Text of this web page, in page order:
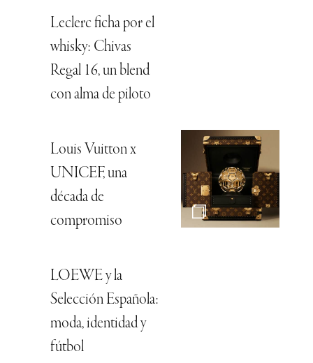
Leclerc ficha por el
whisky: Chivas
Regal 16, un blend
con alma de piloto
Louis Vuitton x
UNICEF, una
década de
compromiso
LOEWE y la
Selección Española:
moda, identidad y
fútbol